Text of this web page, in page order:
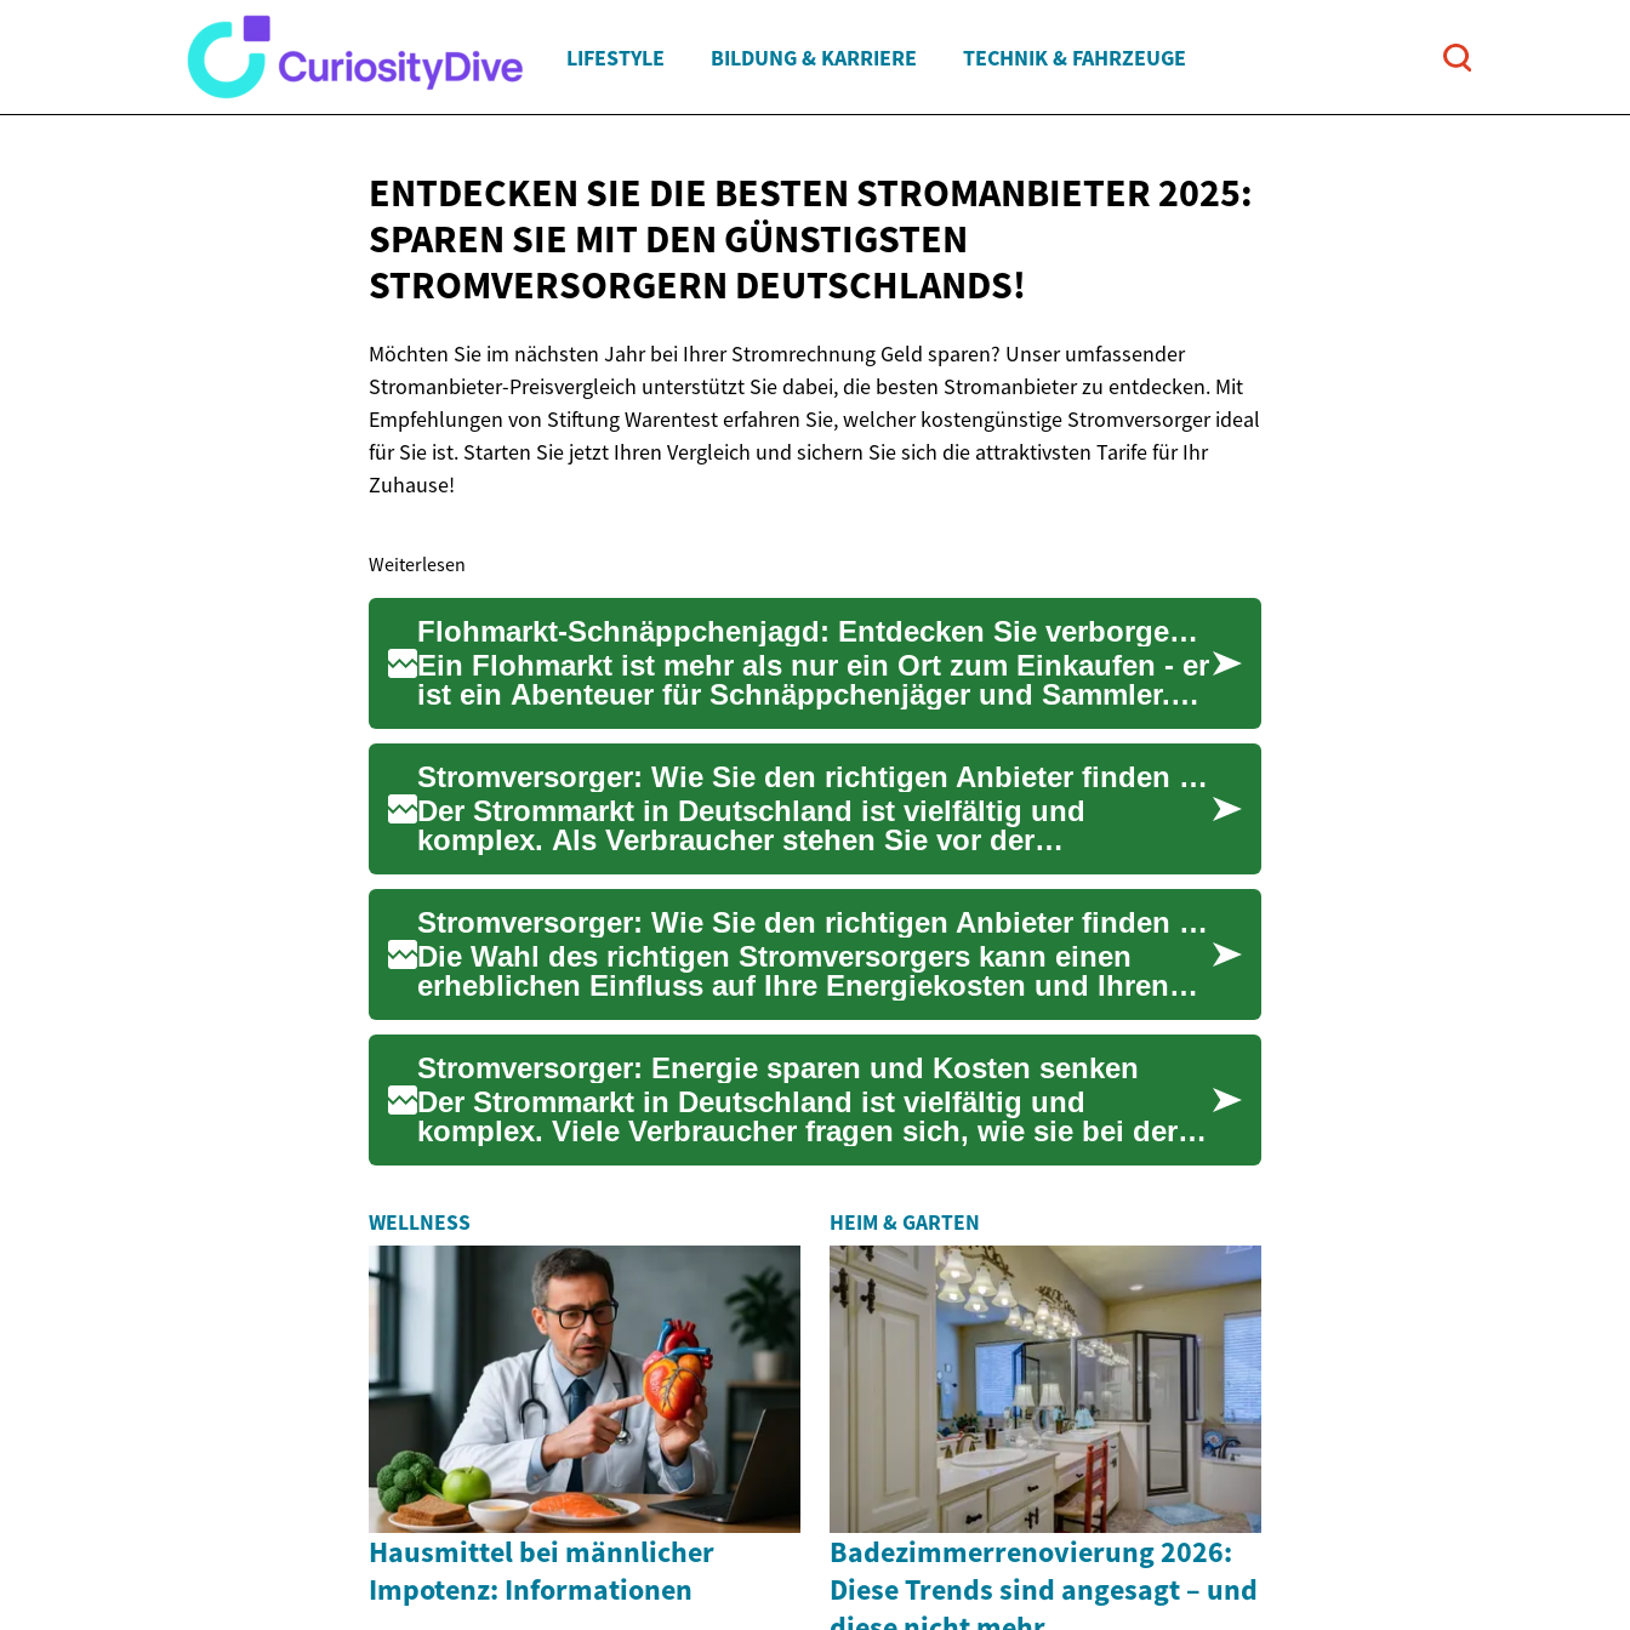
LIFESTYLE BILDUNG & KARRIERE TECHNIK & FAHRZEUGE
ENTDECKEN SIE DIE BESTEN STROMANBIETER 2025:
SPAREN SIE MIT DEN GÜNSTIGSTEN
STROMVERSORGERN DEUTSCHLANDS!
Möchten Sie im nächsten Jahr bei Ihrer Stromrechnung Geld sparen? Unser umfassender
Stromanbieter-Preisvergleich unterstützt Sie dabei, die besten Stromanbieter zu entdecken. Mit
Empfehlungen von Stiftung Warentest erfahren Sie, welcher kostengünstige Stromversorger ideal
für Sie ist. Starten Sie jetzt Ihren Vergleich und sichern Sie sich die attraktivsten Tarife für Ihr
Zuhause!
Weiterlesen
Flohmarkt-Schnäppchenjagd: Entdecken Sie verborgene Schätze und sparen Sie Geld
Ein Flohmarkt ist mehr als nur ein Ort zum Einkaufen - er
ist ein Abenteuer für Schnäppchenjäger und Sammler.
Ob Sie ...
Stromversorger: Wie Sie den richtigen Anbieter finden und Geld sparen
Der Strommarkt in Deutschland ist vielfältig und
komplex. Als Verbraucher stehen Sie vor der
Herausforderung, aus ein...
Stromversorger: Wie Sie den richtigen Anbieter finden und Geld sparen
Die Wahl des richtigen Stromversorgers kann einen
erheblichen Einfluss auf Ihre Energiekosten und Ihren
ökologischen ...
Stromversorger: Energie sparen und Kosten senken
Der Strommarkt in Deutschland ist vielfältig und
komplex. Viele Verbraucher fragen sich, wie sie bei der
Wahl ihres S...
WELLNESS
Hausmittel bei männlicher
Impotenz: Informationen
HEIM & GARTEN
Badezimmerrenovierung 2026:
Diese Trends sind angesagt – und